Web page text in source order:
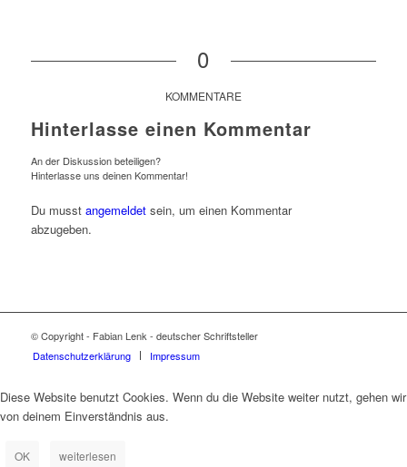
0
KOMMENTARE
Hinterlasse einen Kommentar
An der Diskussion beteiligen?
Hinterlasse uns deinen Kommentar!
Du musst angemeldetsein, um einen Kommentar
abzugeben.
© Copyright - Fabian Lenk - deutscher Schriftsteller
Datenschutzerklärung
Impressum
Diese Website benutzt Cookies. Wenn du die Website weiter nutzt, gehen wir
von deinem Einverständnis aus.
OK weiterlesen